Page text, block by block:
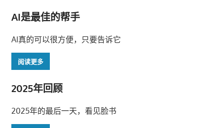
AI是最佳的帮手
AI真的可以很方便，只要告诉它
阅读更多
2025年回顾
2025年的最后一天，看见脸书